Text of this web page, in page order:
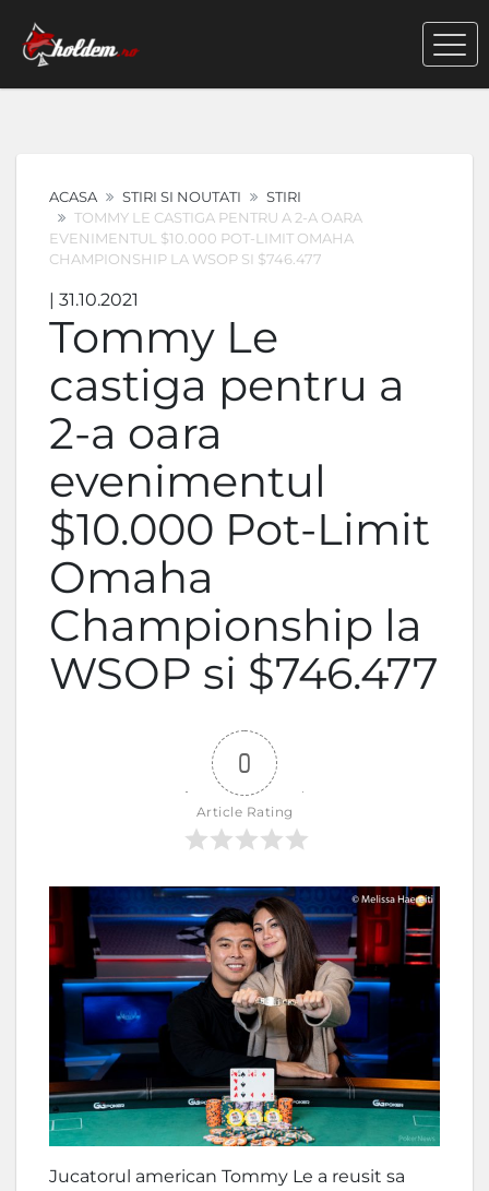
ACASA STIRI SI NOUTATI
STIRI
TOMMY LE CASTIGA PENTRU A 2-A OARA
EVENIMENTUL $10.000 POT-LIMIT OMAHA
CHAMPIONSHIP LA WSOP SI $746.477
| 31.10.2021
Tommy Le
castiga pentru a
2-a oara
evenimentul
$10.000 Pot-Limit
Omaha
Championship la
WSOP si $746.477
0
Article Rating
Jucatorul american Tommy Le a reusit sa